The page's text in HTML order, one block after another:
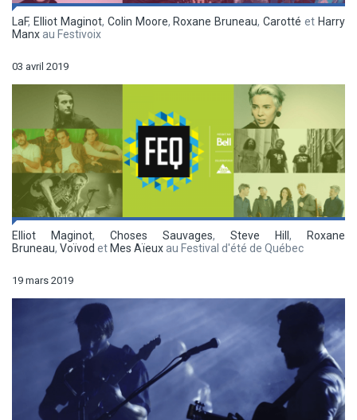
LaF, Elliot Maginot, Colin Moore, Roxane Bruneau,Carotté et Harry
Manx au Festivoix
03 avril 2019
Elliot Maginot, Choses Sauvages, Steve Hill ,
Roxane
Bruneau, Voïvod et Mes Aïeux au Festival d'été de Québec
19 mars 2019